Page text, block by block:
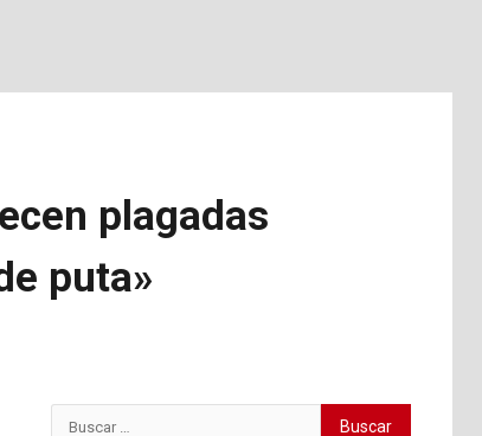
plagadas
puta»
Buscar: